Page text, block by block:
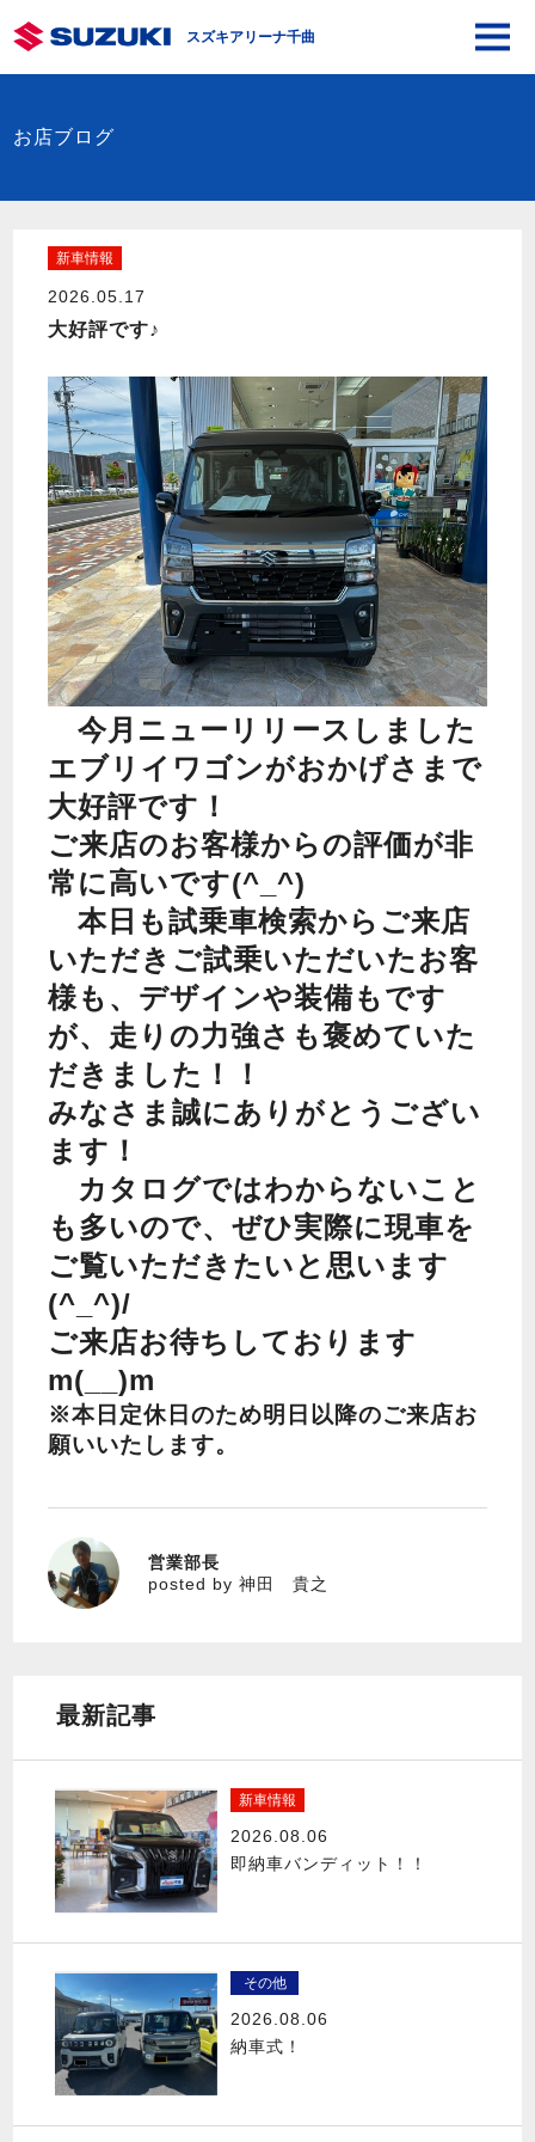
スズキアリーナ千曲
お店ブログ
新車情報
2026.05.17
大好評です♪
今月ニューリリースしました
エブリイワゴンがおかげさまで
大好評です！
ご来店のお客様からの評価が非
常に高いです(^_^)
本日も試乗車検索からご来店
いただきご試乗いただいたお客
様も、デザインや装備もです
が、走りの力強さも褒めていた
だきました！！
みなさま誠にありがとうござい
ます！
カタログではわからないこと
も多いので、ぜひ実際に現車を
ご覧いただきたいと思います
(^_^)/
ご来店お待ちしております
m(__)m
※本日定休日のため明日以降のご来店お
願いいたします。
神田 貴之
営業部長
posted by 神田 貴之
最新記事
新車情報
2026.08.06
即納車バンディット！！
その他
2026.08.06
納車式！